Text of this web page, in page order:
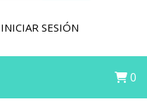
INICIAR SESIÓN
0